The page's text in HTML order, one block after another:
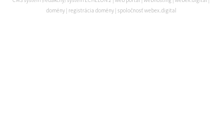
domény| registrácia domény| spoločnosť webex.digital